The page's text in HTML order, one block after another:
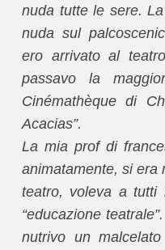
nuda tutte le sere.
nuda sul
ero arrivato al
passavo la
Cinémathèque di
Acacias”.
La mia prof di
animatamente, si era
teatro, voleva a tutti
“educazione
nutrivo un